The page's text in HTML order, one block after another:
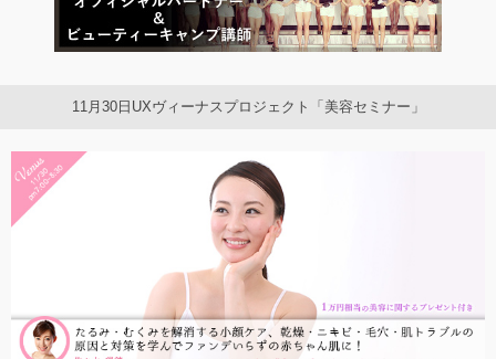
11月30日UXヴィーナスプロジェクト「美容セミナー」